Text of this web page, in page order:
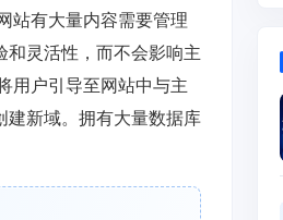
站有大量内容需要管理
灵活性，而不会影响主
用户引导至网站中与主
建新域。拥有大量数据库